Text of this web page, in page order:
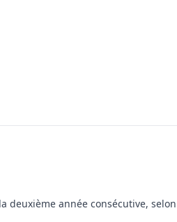
deuxième année consécutive,